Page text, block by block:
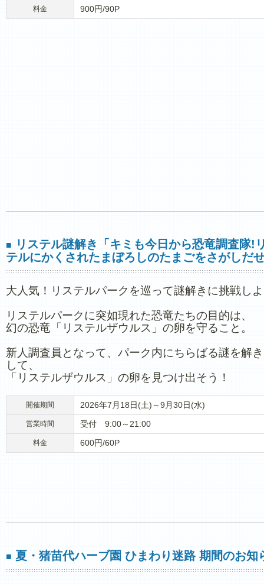
料金 900円/90P
■
リステル謎解き「キミも今日から恐竜調査隊!
テルにかくされたまぼろしのたまごをさがしだ
大人気！リステルパークを巡って謎解きに挑戦し
リステルパークに突如現れた恐竜たちの目的は、
幻の恐竜「リステルザウルス」の卵を守ること。
新人調査員となって、パーク内にちらばる謎を解
して、
「リステルザウルス」の卵を見つけ出そう！
開催期間 2026年7月18日(土)～9月30日(水)
営業時間 受付 9:00～21:00
料金 600円/60P
■ 夏・猪苗代ハーブ園 ひまわり迷路 期間のお知